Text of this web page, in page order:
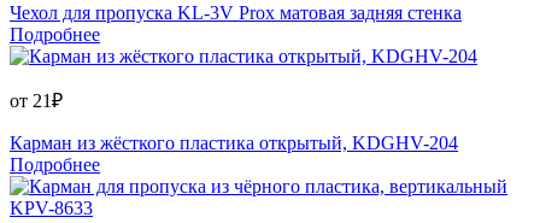
Чехол для пропуска KL-3V Prox матовая задняя стенка
Подробнее
от 21₽
Карман из жёсткого пластика открытый, KDGHV-204
Подробнее